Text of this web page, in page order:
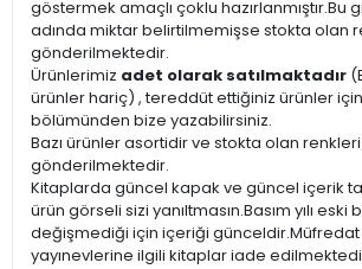
göstermek amaçlı çoklu hazırlanmıştır.Bu
adında miktar belirtilmemişse stokta olan
gönderilmektedir.
Ürünlerimiz adet olarak satılmaktadır
ürünler hariç) , tereddüt ettiğiniz ürünler
bölümünden bize yazabilirsiniz.
Bazı ürünler asortidir ve stokta olan
gönderilmektedir.
Kitaplarda güncel kapak ve güncel içerik
ürün görseli sizi yanıltmasın.Basım yılı
değişmediği için içeriği
yayınevlerine ilgili kitaplar iade